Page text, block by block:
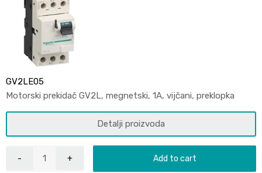
GV2LE05
Motorski prekidač GV2L, megnetski, 1A, vijčani, preklopka
Detalji proizvoda
Add to cart